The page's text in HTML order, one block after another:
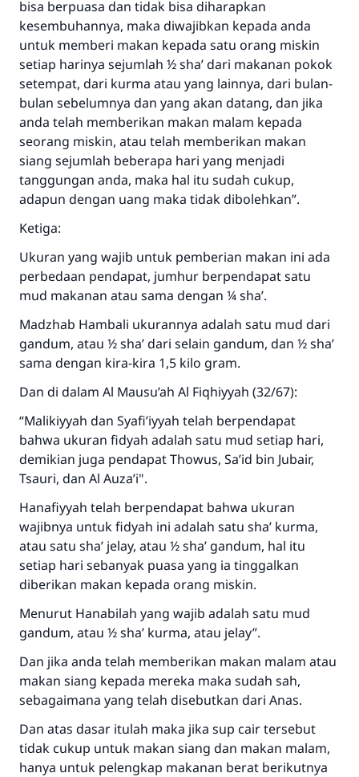
bisa berpuasa dan tidak bisa diharapkan
kesembuhannya, maka diwajibkan kepada anda
untuk memberi makan kepada satu orang miskin
setiap harinya sejumlah ½ sha’ dari makanan pokok
setempat, dari kurma atau yang lainnya, dari bulan-
bulan sebelumnya dan yang akan datang, dan jika
anda telah memberikan makan malam kepada
seorang miskin, atau telah memberikan makan
siang sejumlah beberapa hari yang menjadi
tanggungan anda, maka hal itu sudah cukup,
adapun dengan uang maka tidak dibolehkan”.
Ketiga:
Ukuran yang wajib untuk pemberian makan ini ada
perbedaan pendapat, jumhur berpendapat satu
mud makanan atau sama dengan ¼ sha’.
Madzhab Hambali ukurannya adalah satu mud dari
gandum, atau ½ sha’ dari selain gandum, dan ½ sha’
sama dengan kira-kira 1,5 kilo gram.
Dan di dalam Al Mausu’ah Al Fiqhiyyah (32/67):
“Malikiyyah dan Syafi’iyyah telah berpendapat
bahwa ukuran fidyah adalah satu mud setiap hari,
demikian juga pendapat Thowus, Sa’id bin Jubair,
Tsauri, dan Al Auza’i".
Hanafiyyah telah berpendapat bahwa ukuran
wajibnya untuk fidyah ini adalah satu sha’ kurma,
atau satu sha’ jelay, atau ½ sha’ gandum, hal itu
setiap hari sebanyak puasa yang ia tinggalkan
diberikan makan kepada orang miskin.
Menurut Hanabilah yang wajib adalah satu mud
gandum, atau ½ sha’ kurma, atau jelay”.
Dan jika anda telah memberikan makan malam atau
makan siang kepada mereka maka sudah sah,
sebagaimana yang telah disebutkan dari Anas.
Dan atas dasar itulah maka jika sup cair tersebut
tidak cukup untuk makan siang dan makan malam,
hanya untuk pelengkap makanan berat berikutnya
Bantu kami dalam memberikan jawaban untuk umat
Rasulullah ﷺ bersabda
"Siapa yang menunjukkan suatu kebaikan,
meka dia akan mendapatkan pahala yang
sama dengan orang yang melakukannya"
MUSLIM, 1893
Saham